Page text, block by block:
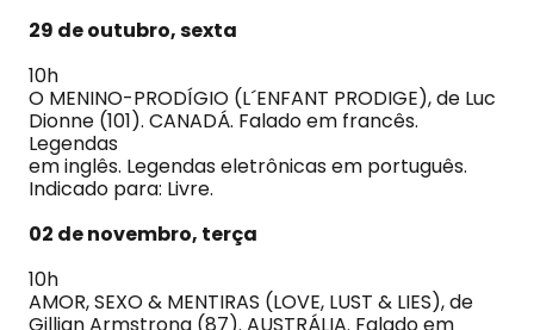
29 de outubro, sexta
10h
O MENINO-PRODÍGIO (L´ENFANT PRODIGE), de Luc
Dionne (101). CANADÁ. Falado em francês.
Legendas
em inglês. Legendas eletrônicas em português.
Indicado para: Livre.
02 de novembro, terça
10h
AMOR, SEXO & MENTIRAS (LOVE, LUST & LIES), de